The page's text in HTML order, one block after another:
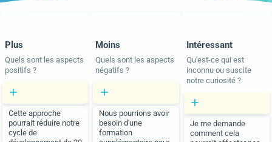
Plus
Quels sont les aspects
positifs ?
Cette approche
pourrait réduire notre
cycle de
Moins
Quels sont les aspects
négatifs ?
Nous pourrions avoir
besoin d'une
formation
Intéressant
Qu'est-ce qui est
inconnu ou suscite
notre curiosité ?
Je me demande
comment cela